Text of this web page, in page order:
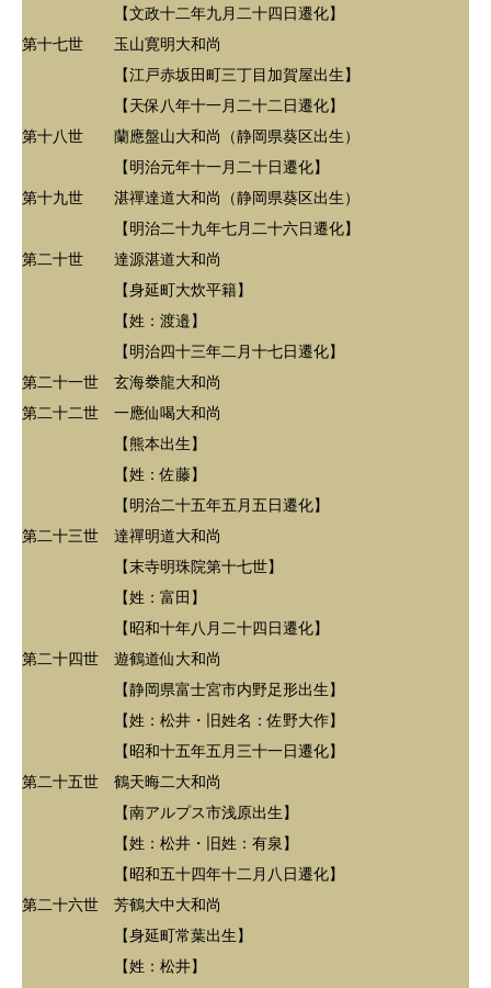
【文政十二年九月二十四日遷化】
第十七世 玉山寛明大和尚
【江戸赤坂田町三丁目加賀屋出生】
【天保八年十一月二十二日遷化】
第十八世 蘭應盤山大和尚（静岡県葵区出生）
【明治元年十一月二十日遷化】
第十九世 湛禪達道大和尚（静岡県葵区出生）
【明治二十九年七月二十六日遷化】
第二十世 達源湛道大和尚
【身延町大炊平籍】
【姓：渡邉】
【明治四十三年二月十七日遷化】
第二十一世 玄海𣳾龍大和尚
第二十二世 一應仙喝大和尚
【熊本出生】
【姓：佐藤】
【明治二十五年五月五日遷化】
第二十三世 達禪明道大和尚
【末寺明珠院第十七世】
【姓：富田】
【昭和十年八月二十四日遷化】
第二十四世 遊鶴道仙大和尚
【静岡県富士宮市内野足形出生】
【姓：松井・旧姓名：佐野大作】
【昭和十五年五月三十一日遷化】
第二十五世 鶴天晦二大和尚
【南アルプス市浅原出生】
【姓：松井・旧姓：有泉】
【昭和五十四年十二月八日遷化】
第二十六世 芳鶴大中大和尚
【身延町常葉出生】
【姓：松井】